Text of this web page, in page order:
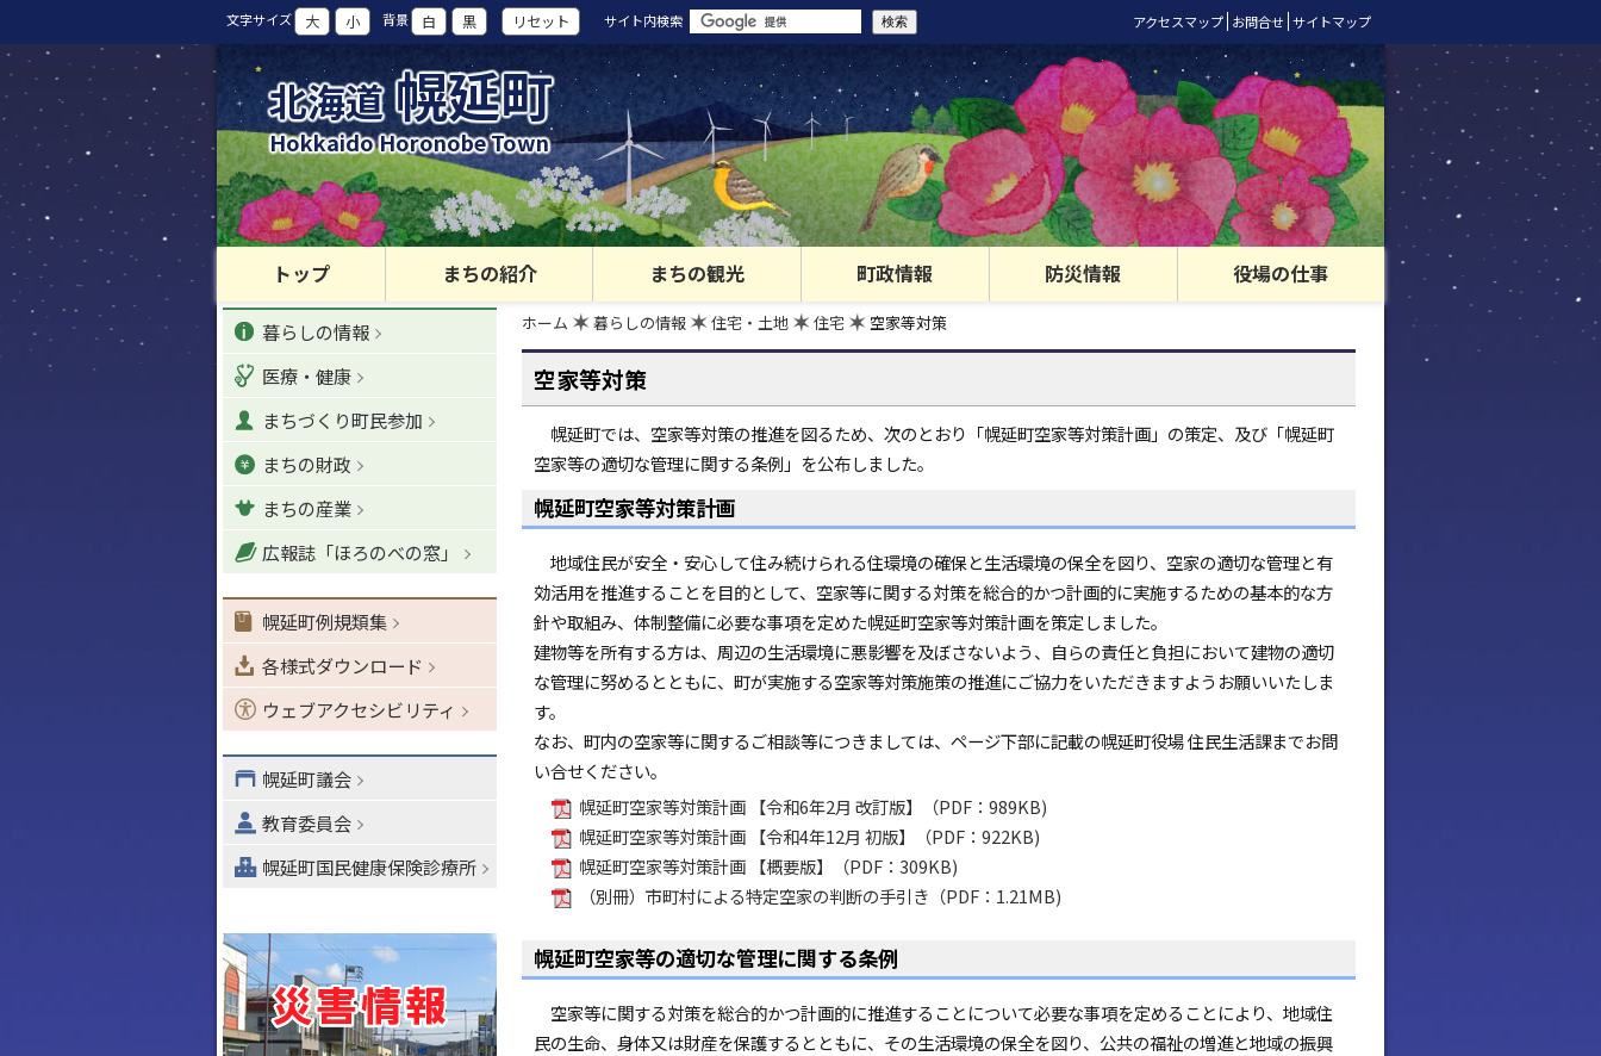
へ
カ
テ
・
メ
ニ
ー
北海道 幌延町
Hokkaido Horonobe Town
文字サイズ 大 小 背景 白 黒 リセット サイト内検索 アクセスマップ お問合せ サイトマップ
トップ まちの紹介 まちの観光 町政情報 防災情報 役場の仕事
現
在
位
階
ホーム 暮らしの情報 住宅・土地 住宅 空家等対策
空家等対策
幌延町では、空家等対策の推進を図るため、次のとおり「幌延町空家等対策計画」の策定、及び「幌延町
空家等の適切な管理に関する条例」を公布しました。
幌延町空家等対策計画
地域住民が安全・安心して住み続けられる住環境の確保と生活環境の保全を図り、空家の適切な管理と有
効活用を推進することを目的として、空家等に関する対策を総合的かつ計画的に実施するための基本的な方
針や取組み、体制整備に必要な事項を定めた幌延町空家等対策計画を策定しました。
建物等を所有する方は、周辺の生活環境に悪影響を及ぼさないよう、自らの責任と負担において建物の適切
な管理に努めるとともに、町が実施する空家等対策施策の推進にご協力をいただきますようお願いいたしま
す。
なお、町内の空家等に関するご相談等につきましては、ページ下部に記載の幌延町役場 住民生活課までお問
い合せください。
幌延町空家等対策計画 【令和6年2月 改訂版】（PDF：989KB)
幌延町空家等対策計画 【令和4年12月 初版】（PDF：922KB)
幌延町空家等対策計画 【概要版】（PDF：309KB)
（別冊）市町村による特定空家の判断の手引き（PDF：1.21MB)
幌延町空家等の適切な管理に関する条例
空家等に関する対策を総合的かつ計画的に推進することについて必要な事項を定めることにより、地域住
民の生命、身体又は財産を保護するとともに、その生活環境の保全を図り、公共の福祉の増進と地域の振興
カ
テ
ゴ
リ
ー
暮らしの情報
医療・健康
まちづくり町民参加
まちの財政
まちの産業
広報誌「ほろのべの窓」
幌延町例規類集
各様式ダウンロード
ウェブアクセシビリティ
幌延町議会
教育委員会
幌延町国民健康保険診療所